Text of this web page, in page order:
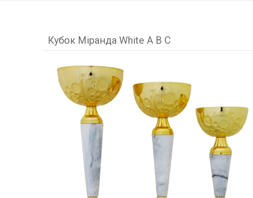
Кубок Міранда White A B C